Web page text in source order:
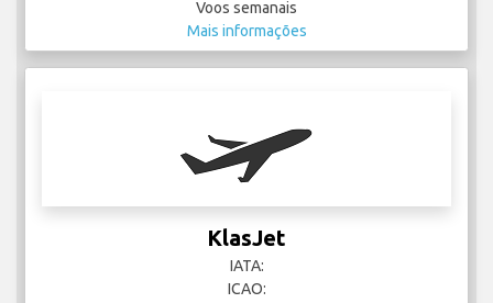
Voos semanais
Mais informações
KlasJet
IATA:
ICAO: